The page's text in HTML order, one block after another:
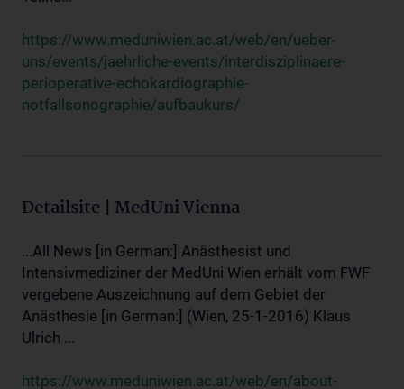
https://www.meduniwien.ac.at/web/en/ueber-
uns/events/jaehrliche-events/interdisziplinaere-
perioperative-echokardiographie-
notfallsonographie/aufbaukurs/
Detailsite | MedUni Vienna
...All News [in German:] Anästhesist und
Intensivmediziner der MedUni Wien erhält vom FWF
vergebene Auszeichnung auf dem Gebiet der
Anästhesie [in German:] (Wien, 25-1-2016) Klaus
Ulrich ...
https://www.meduniwien.ac.at/web/en/about-